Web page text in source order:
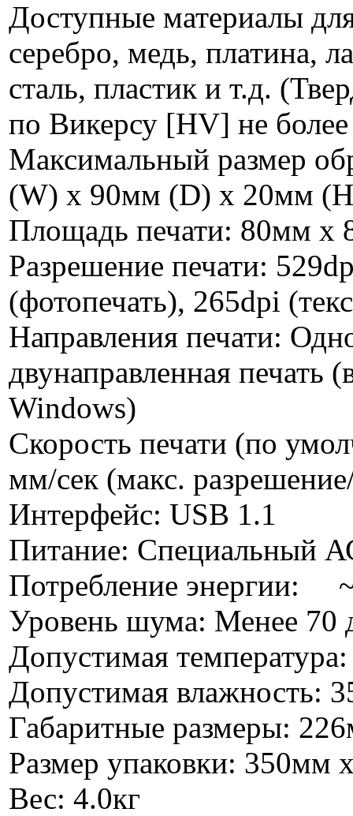
Доступные материалы
серебро, медь, платина,
сталь, пластик и т.д.
по Викерсу [HV] не
Максимальный размер
(W) x 90мм (D) x 20мм
Площадь печати: 80мм x
Разрешение печати:
(фотопечать), 265dpi
Направления печати:
двунаправленная печать
Windows)
Скорость печати (по
мм/сек (макс.
Интерфейс: USB 1.1
Питание: Специальный
Потребление энергии:
Уровень шума: Менее 70
Допустимая
Допустимая влажность:
Габаритные размеры:
Размер упаковки:
Вес: 4.0кг